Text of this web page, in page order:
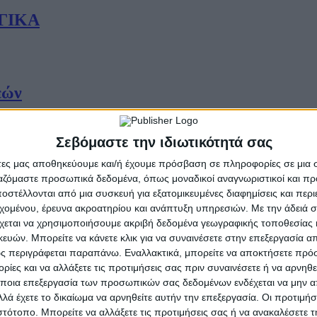
Σεβόμαστε την ιδιωτικότητά σας
μας αποθηκεύουμε και/ή έχουμε πρόσβαση σε πληροφορίες σε
προσωπικά δεδομένα, όπως μοναδικοί αναγνωριστικοί και
από μια συσκευή για εξατομικευμένες διαφημίσεις και
έρευνα ακροατηρίου και ανάπτυξη υπηρεσιών. Με την άδειά
να χρησιμοποιήσουμε ακριβή δεδομένα γεωγραφικής τοποθεσίας
Μπορείτε να κάνετε κλικ για να συναινέσετε στην επεξεργασία
περιγράφεται παραπάνω. Εναλλακτικά, μπορείτε να αποκτήσετε
και να αλλάξετε τις προτιμήσεις σας πριν συναινέσετε ή να
επεξεργασία των προσωπικών σας δεδομένων ενδέχεται να μην
έχετε το δικαίωμα να αρνηθείτε αυτήν την επεξεργασία. Οι
Μπορείτε να αλλάξετε τις προτιμήσεις σας ή να ανακαλέσετε
του 1950 με τον ΕΘΝΙΚΟ ΦΡΟΥΡΟ
Χριστό εις την κοινωνία